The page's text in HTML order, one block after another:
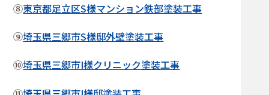
⑧東京都足立区S様マンション鉄部塗装工事
⑨埼玉県三郷市S様邸外壁塗装工事
⑩埼玉県三郷市I様クリニック塗装工事